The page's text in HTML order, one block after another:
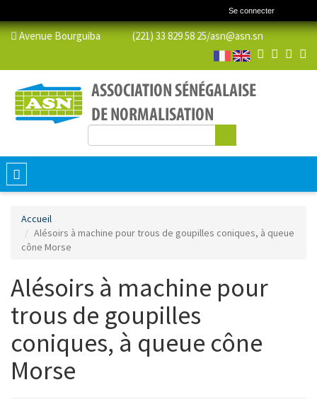
Se connecter
Avenue Bourguiba (221) 33 829 58 25/asn@asn.sn
Formulaire de recherche
Toggle
navigation
Accueil
Alésoirs à machine pour trous de goupilles coniques, à queue
cône Morse
Alésoirs à machine pour
trous de goupilles
coniques, à queue cône
Morse